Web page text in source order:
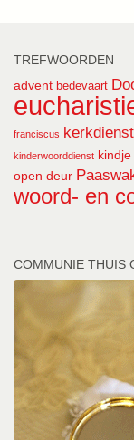
TREFWOORDEN
advent bedevaart
franciscus kerkdienst
kinderwoorddienst
open deur
woord- en
COMMUNIE THUIS